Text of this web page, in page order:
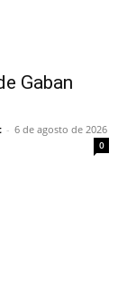
Gaban
- 6 de agosto de 2026
0